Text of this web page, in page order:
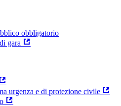
obbligatorio
gara
urgenza e di protezione civile